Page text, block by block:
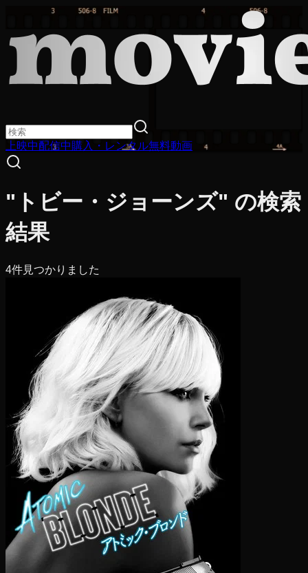
上映中配信中購入・レンタル無料動画
"トビー・ジョーンズ" の検索
結果
4件見つかりました